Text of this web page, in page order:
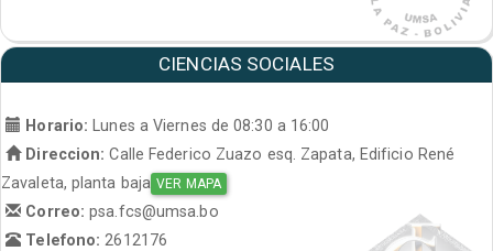
CIENCIAS SOCIALES
Horario:
Lunes a Viernes de 08:30 a 16:00
Direccion: Calle Federico Zuazo esq. Zapata, Edificio René
Zavaleta, planta baja VER MAPA
Correo:psa.fcs@umsa.bo
Telefono: 2612176